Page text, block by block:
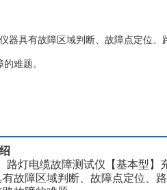
器具有故障区域判断、故障点定位
难题。
路灯电缆故障测试仪【基本型】
故障区域判断、故障点定位、